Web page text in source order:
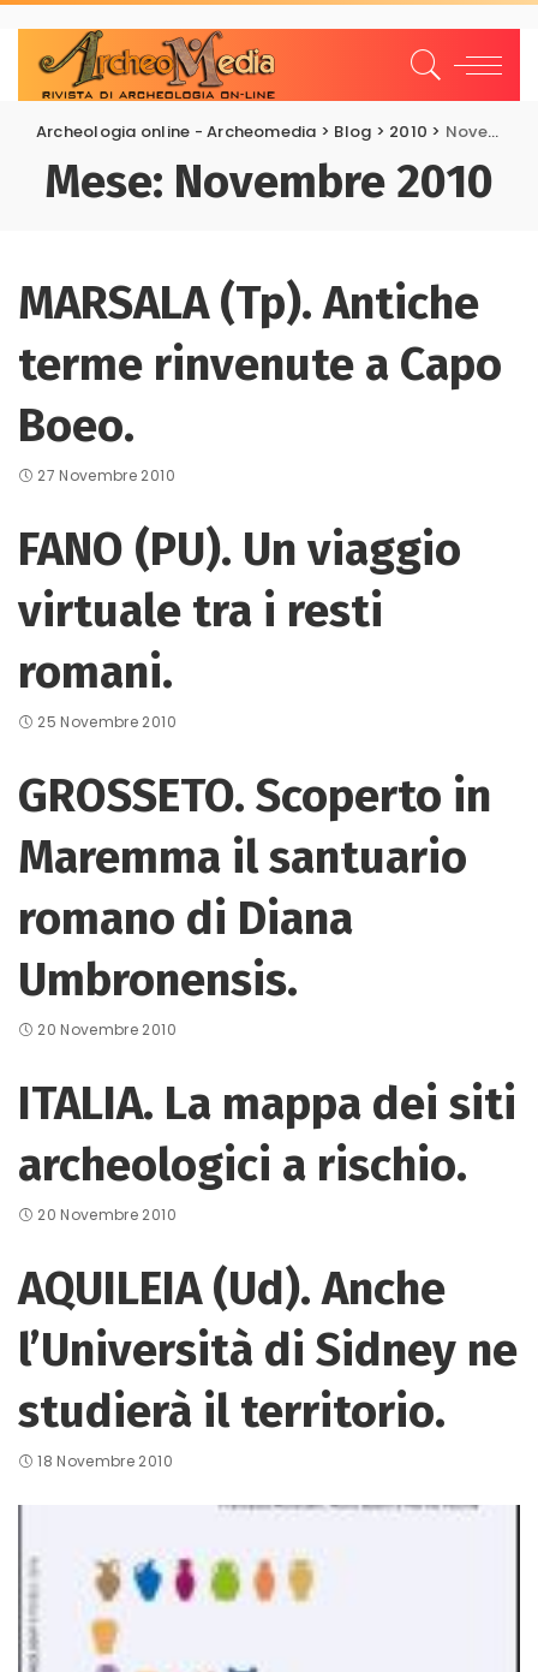
Archeologia online - Archeomedia > Blog > 2010 > Novembre
Mese: Novembre 2010
MARSALA (Tp). Antiche
terme rinvenute a Capo
Boeo.
27 Novembre 2010
FANO (PU). Un viaggio
virtuale tra i resti
romani.
25 Novembre 2010
GROSSETO. Scoperto in
Maremma il santuario
romano di Diana
Umbronensis.
20 Novembre 2010
ITALIA. La mappa dei siti
archeologici a rischio.
20 Novembre 2010
AQUILEIA (Ud). Anche
l’Università di Sidney ne
studierà il territorio.
18 Novembre 2010